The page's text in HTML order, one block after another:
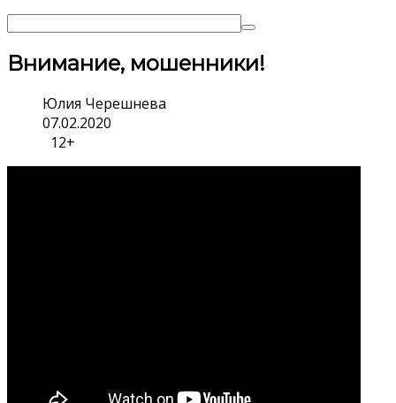
Внимание, мошенники!
Юлия Черешнева
07.02.2020
12+